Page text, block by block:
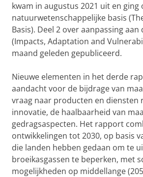
kwam in augustus 2021 uit en ging
natuurwetenschappelijke basis
Basis). Deel 2 over aanpassing aan
(Impacts, Adaptation and
maand geleden gepubliceerd.
Nieuwe elementen in het derde
aandacht voor de bijdrage van
vraag naar producten en diensten
innovatie, de haalbaarheid van
gedragsaspecten. Het rapport
ontwikkelingen tot 2030, op basis
die landen hebben gedaan om te
broeikasgassen te beperken, met
mogelijkheden op middellange